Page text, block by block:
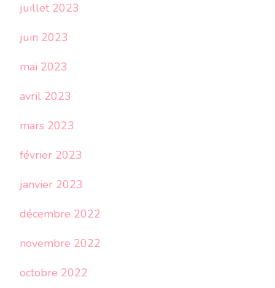
juillet 2023
juin 2023
mai 2023
avril 2023
mars 2023
février 2023
janvier 2023
décembre 2022
novembre 2022
octobre 2022